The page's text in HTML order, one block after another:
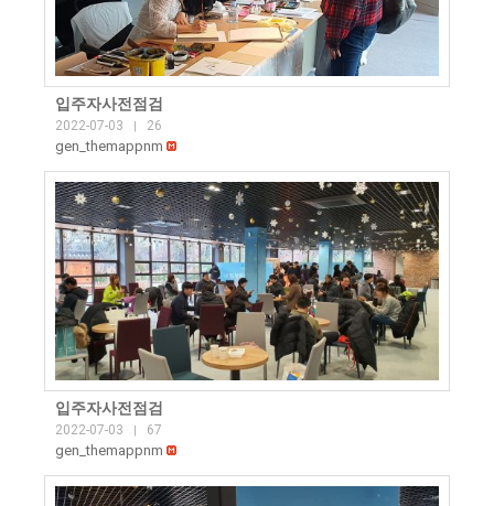
입주자사전점검
2022-07-03 26
gen_themappnm
입주자사전점검
2022-07-03 67
gen_themappnm